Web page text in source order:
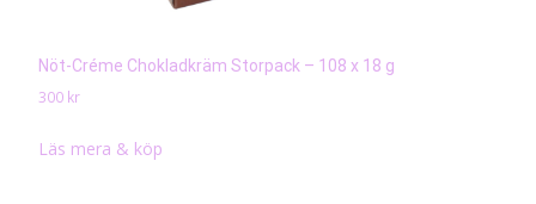
Nöt-Créme Chokladkräm Storpack – 108 x 18 g
300 kr
Läs mera & köp